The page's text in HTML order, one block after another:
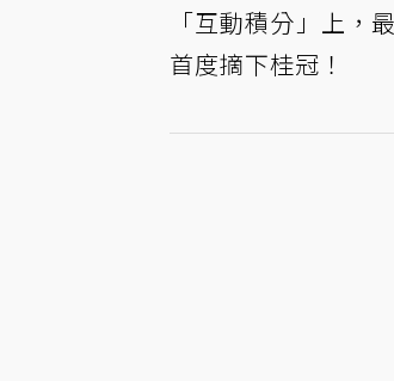
「互動積分」上，
首度摘下桂冠！